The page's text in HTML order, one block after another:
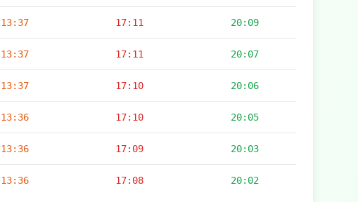
13:37 17:11 20:09
13:37 17:11 20:07
13:37 17:10 20:06
13:36 17:10 20:05
13:36 17:09 20:03
13:36 17:08 20:02